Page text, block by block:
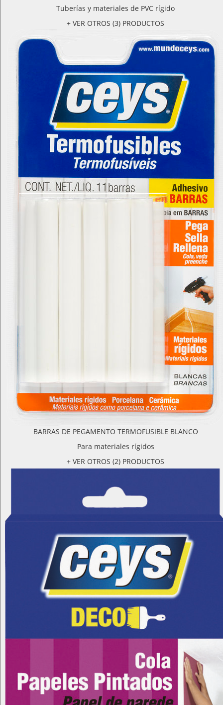
Tuberías y materiales de PVC rígido
+ VER OTROS (3) PRODUCTOS
BARRAS DE PEGAMENTO TERMOFUSIBLE BLANCO
Para materiales rígidos
+ VER OTROS (2) PRODUCTOS